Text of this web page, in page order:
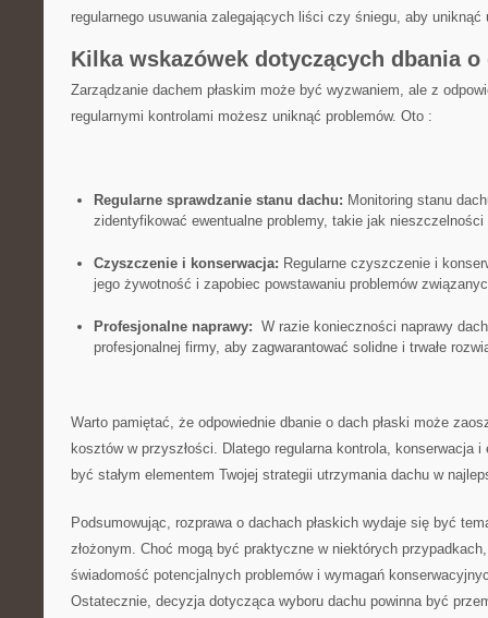
regularnego⁣ usuwania ⁢zalegających liści czy śniegu, ⁢aby uniknąć
Kilka wskazówek dotyczących dbania o
Zarządzanie dachem płaskim‍ może być wyzwaniem, ale z
⁢regularnymi‍ kontrolami możesz ⁢uniknąć problemów. Oto :
Regularne⁣ sprawdzanie‌ stanu dachu: Monitoring stanu
zidentyfikować ewentualne⁣ problemy, takie jak nieszczelności
Czyszczenie i konserwacja: Regularne⁤ czyszczenie⁣ i
⁣jego żywotność i zapobiec​ powstawaniu problemów
Profesjonalne⁤ naprawy:
W⁣ razie konieczności naprawy⁣
profesjonalnej firmy, aby zagwarantować solidne i trwałe
Warto pamiętać, że odpowiednie dbanie o ‌dach płaski może⁢
kosztów w przyszłości. Dlatego regularna kontrola, konserwacja i
być ⁤stałym elementem Twojej‍ strategii utrzymania ‍dachu w
Podsumowując, rozprawa o dachach płaskich wydaje​ się ⁣być
złożonym. Choć mogą być praktyczne w ⁣niektórych⁤
świadomość potencjalnych problemów i wymagań
Ostatecznie,​ decyzja⁣ dotycząca ⁤wyboru dachu powinna być